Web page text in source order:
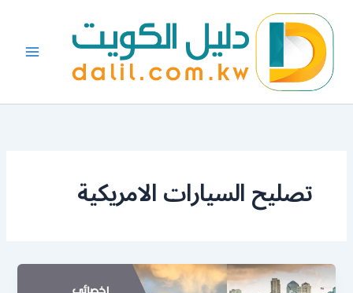
المحتوى
تصليح السيارات الامريكية